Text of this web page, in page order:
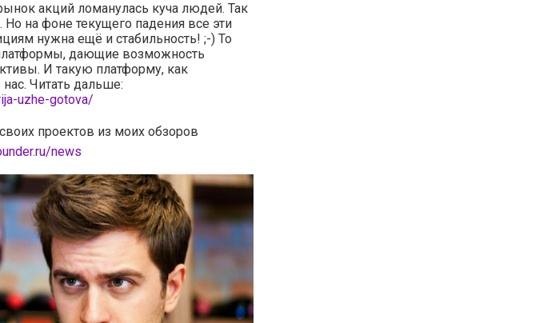
акций ломанулась куча людей. Так
на фоне текущего падения все эти
нужна ещё и стабильность! ;-) То
дающие возможность
И такую платформу, как
Читать дальше:
uzhe-gotova/
проектов из моих обзоров
news